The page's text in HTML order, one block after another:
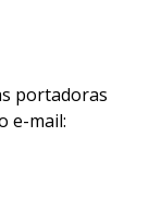
portadoras
e-mail: